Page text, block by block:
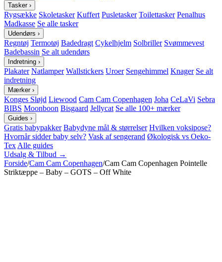
Tasker ›
Rygsække Skoletasker Kuffert Pusletasker Toilettasker Penalhus
Madkasse Se alle tasker
Udendørs ›
Regntøj Termotøj Badedragt Cykelhjelm Solbriller Svømmevest
Badebassin Se alt udendørs
Indretning ›
Plakater Natlamper Wallstickers Uroer Sengehimmel Knager Se alt
indretning
Mærker ›
Konges Sløjd Liewood Cam Cam Copenhagen Joha CeLaVi Sebra
BIBS Moonboon Bisgaard Jellycat Se alle 100+ mærker
Guides ›
Gratis babypakker Babydyne mål & størrelser Hvilken voksipose?
Hvornår sidder baby selv? Vask af sengerand Økologisk vs Oeko-
Tex Alle guides
Udsalg & Tilbud →
Forside/Cam Cam Copenhagen/Cam Cam Copenhagen Pointelle
Striktæppe – Baby – GOTS – Off White